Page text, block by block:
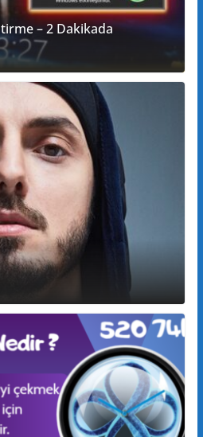
– 2 Dakikada